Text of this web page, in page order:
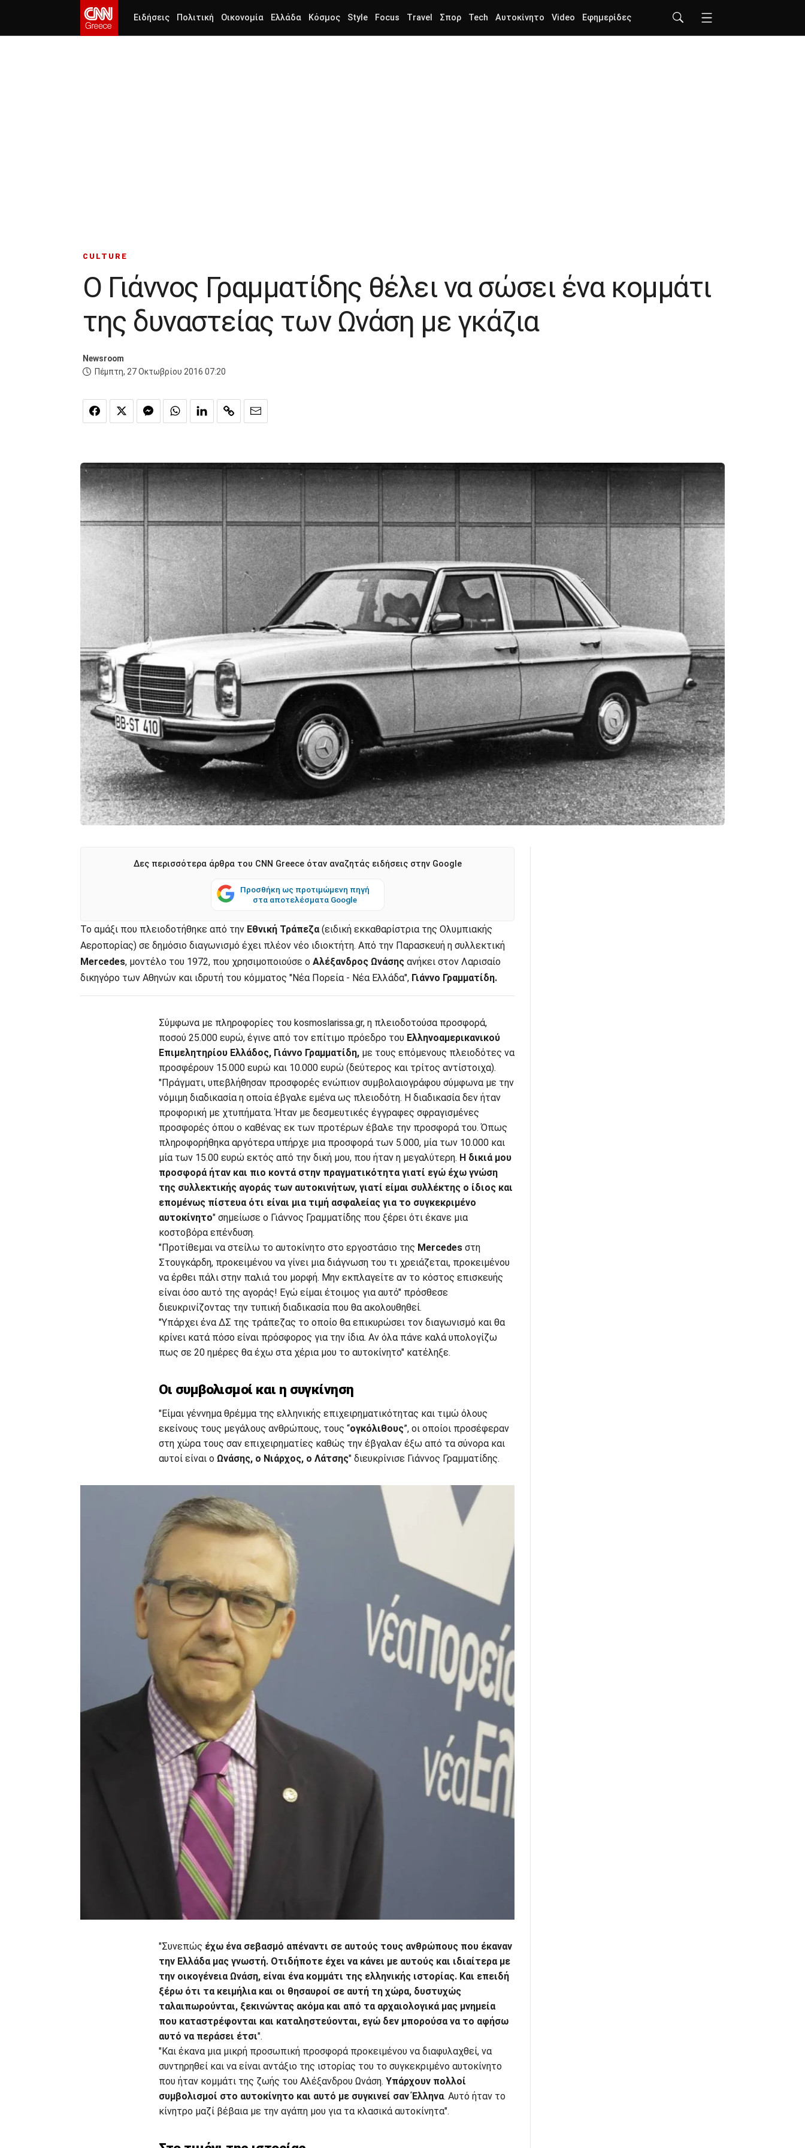
Ειδήσεις Πολιτική Οικονομία Ελλάδα Κόσμος Style Focus Travel Σπορ Tech Αυτοκίνητο Video Εφημερίδες
CULTURE
Ο Γιάννος Γραμματίδης θέλει να σώσει ένα κομμάτι
της δυναστείας των Ωνάση με γκάζια
Newsroom
Πέμπτη, 27 Οκτωβρίου 2016 07:20
Δες περισσότερα άρθρα του CNN Greece όταν αναζητάς ειδήσεις στην Google
Προσθήκη ως προτιμώμενη πηγή
στα αποτελέσματα Google
Το αμάξι που πλειοδοτήθηκε από την Εθνική Τράπεζα (ειδική εκκαθαρίστρια της Ολυμπιακής
Αεροπορίας) σε δημόσιο διαγωνισμό έχει πλέον νέο ιδιοκτήτη. Από την Παρασκευή η συλλεκτική
Mercedes, μοντέλο του 1972, που χρησιμοποιούσε ο Αλέξανδρος Ωνάσης ανήκει στον Λαρισαίο
δικηγόρο των Αθηνών και ιδρυτή του κόμματος "Νέα Πορεία - Νέα Ελλάδα", Γιάννο Γραμματίδη.
Σύμφωνα με πληροφορίες του kosmoslarissa.gr, η πλειοδοτούσα προσφορά,
ποσού 25.000 ευρώ, έγινε από τον επίτιμο πρόεδρο του Ελληνοαμερικανικού
Επιμελητηρίου Ελλάδος, Γιάννο Γραμματίδη,με τους επόμενους πλειοδότες να
προσφέρουν 15.000 ευρώ και 10.000 ευρώ (δεύτερος και τρίτος αντίστοιχα).
"Πράγματι, υπεβλήθησαν προσφορές ενώπιον συμβολαιογράφου σύμφωνα με την
νόμιμη διαδικασία η οποία έβγαλε εμένα ως πλειοδότη. Η διαδικασία δεν ήταν
προφορική με χτυπήματα. Ήταν με δεσμευτικές έγγραφες σφραγισμένες
προσφορές όπου ο καθένας εκ των προτέρων έβαλε την προσφορά του. Όπως
πληροφορήθηκα αργότερα υπήρχε μια προσφορά των 5.000, μία των 10.000 και
μία των 15.00 ευρώ εκτός από την δική μου, που ήταν η μεγαλύτερη. Η δικιά μου
προσφορά ήταν και πιο κοντά στην πραγματικότητα γιατί εγώ έχω γνώση
της συλλεκτικής αγοράς των αυτοκινήτων, γιατί είμαι συλλέκτης ο ίδιος και
επομένως πίστευα ότι είναι μια τιμή ασφαλείας για το συγκεκριμένο
αυτοκίνητο" σημείωσε ο Γιάννος Γραμματίδης που ξέρει ότι έκανε μια
κοστοβόρα επένδυση.
"Προτίθεμαι να στείλω το αυτοκίνητο στο εργοστάσιο της Mercedesστη
Στουγκάρδη, προκειμένου να γίνει μια διάγνωση του τι χρειάζεται, προκειμένου
να έρθει πάλι στην παλιά του μορφή. Μην εκπλαγείτε αν το κόστος επισκευής
είναι όσο αυτό της αγοράς! Εγώ είμαι έτοιμος για αυτό" πρόσθεσε
διευκρινίζοντας την τυπική διαδικασία που θα ακολουθηθεί.
"Υπάρχει ένα ΔΣ της τράπεζας το οποίο θα επικυρώσει τον διαγωνισμό και θα
κρίνει κατά πόσο είναι πρόσφορος για την ίδια. Αν όλα πάνε καλά υπολογίζω
πως σε 20 ημέρες θα έχω στα χέρια μου το αυτοκίνητο" κατέληξε.
Οι συμβολισμοί και η συγκίνηση
"Είμαι γέννημα θρέμμα της ελληνικής επιχειρηματικότητας και τιμώ όλους
εκείνους τους μεγάλους ανθρώπους, τους “ογκόλιθους”, οι οποίοι προσέφεραν
στη χώρα τους σαν επιχειρηματίες καθώς την έβγαλαν έξω από τα σύνορα και
αυτοί είναι ο Ωνάσης, ο Νιάρχος, ο Λάτσης" διευκρίνισε Γιάννος Γραμματίδης.
"Συνεπώς έχω ένα σεβασμό απέναντι σε αυτούς τους ανθρώπους που έκαναν
την Ελλάδα μας γνωστή. Οτιδήποτε έχει να κάνει με αυτούς και ιδιαίτερα με
την οικογένεια Ωνάση, είναι ένα κομμάτι της ελληνικής ιστορίας. Και επειδή
ξέρω ότι τα κειμήλια και οι θησαυροί σε αυτή τη χώρα, δυστυχώς
ταλαιπωρούνται, ξεκινώντας ακόμα και από τα αρχαιολογικά μας μνημεία
που καταστρέφονται και καταληστεύονται, εγώ δεν μπορούσα να το αφήσω
αυτό να περάσει έτσι".
"Και έκανα μια μικρή προσωπική προσφορά προκειμένου να διαφυλαχθεί, να
συντηρηθεί και να είναι αντάξιο της ιστορίας του το συγκεκριμένο αυτοκίνητο
που ήταν κομμάτι της ζωής του Αλέξανδρου Ωνάση. Υπάρχουν πολλοί
συμβολισμοί στο αυτοκίνητο και αυτό με συγκινεί σαν Έλληνα. Αυτό ήταν το
κίνητρο μαζί βέβαια με την αγάπη μου για τα κλασικά αυτοκίνητα".